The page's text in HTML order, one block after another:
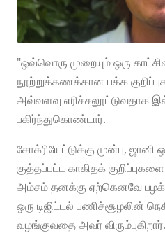
"ஒவ்வொரு முறையும் ஒரு
நூற்றுக்கணக்கான பக்க
அவ்வளவு எரிச்சலூட்டுவதாக
பகிர்ந்துகொண்டார்.
சோக்ரியேட்டுக்கு முன்பு, ஜானி
குத்தப்பட்ட காகிதக்
அம்சம் தனக்கு ஏற்கெனவே
ஒரு டிஜிட்டல் பணிச்சூழலின்
வழங்குவதை அவர்